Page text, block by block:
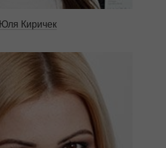
Юля Киричек